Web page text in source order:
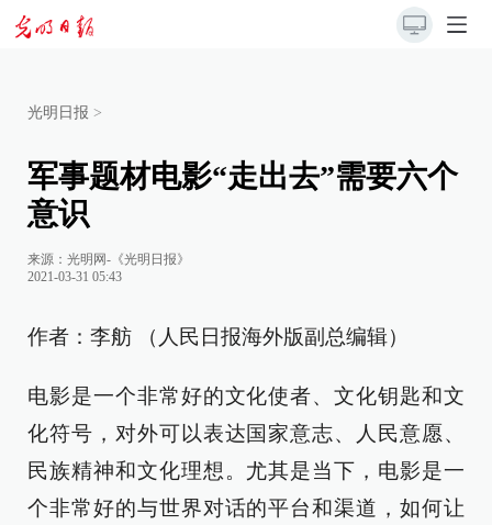
光明日报 >
军事题材电影“走出去”需要六个
意识
来源： 光明网-《光明日报》
2021-03-31 05:43
作者：李舫 （人民日报海外版副总编辑）
电影是一个非常好的文化使者、文化钥匙和文
化符号，对外可以表达国家意志、人民意愿、
民族精神和文化理想。尤其是当下，电影是一
个非常好的与世界对话的平台和渠道，如何让